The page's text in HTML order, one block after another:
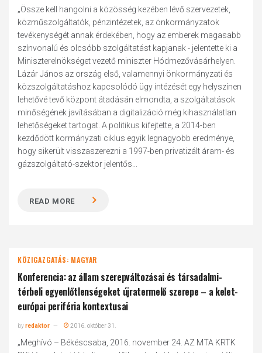
„Össze kell hangolni a közösség kezében lévő szervezetek,
közműszolgáltatók, pénzintézetek, az önkormányzatok
tevékenységét annak érdekében, hogy az emberek magasabb
színvonalú és olcsóbb szolgáltatást kapjanak - jelentette ki a
Miniszterelnökséget vezető miniszter Hódmezővásárhelyen.
Lázár János az ország első, valamennyi önkormányzati és
közszolgáltatáshoz kapcsolódó ügy intézését egy helyszínen
lehetővé tevő központ átadásán elmondta, a szolgáltatások
minőségének javításában a digitalizáció még kihasználatlan
lehetőségeket tartogat. A politikus kifejtette, a 2014-ben
kezdődött kormányzati ciklus egyik legnagyobb eredménye,
hogy sikerült visszaszerezni a 1997-ben privatizált áram- és
gázszolgáltató-szektor jelentős...
READ MORE
KÖZIGAZGATÁS: MAGYAR
Konferencia: az állam szerepváltozásai és társadalmi-
térbeli egyenlőtlenségeket újratermelő szerepe – a kelet-
európai periféria kontextusai
byredaktor 2016. október 31.
„Meghívó – Békéscsaba, 2016. november 24. AZ MTA KRTK